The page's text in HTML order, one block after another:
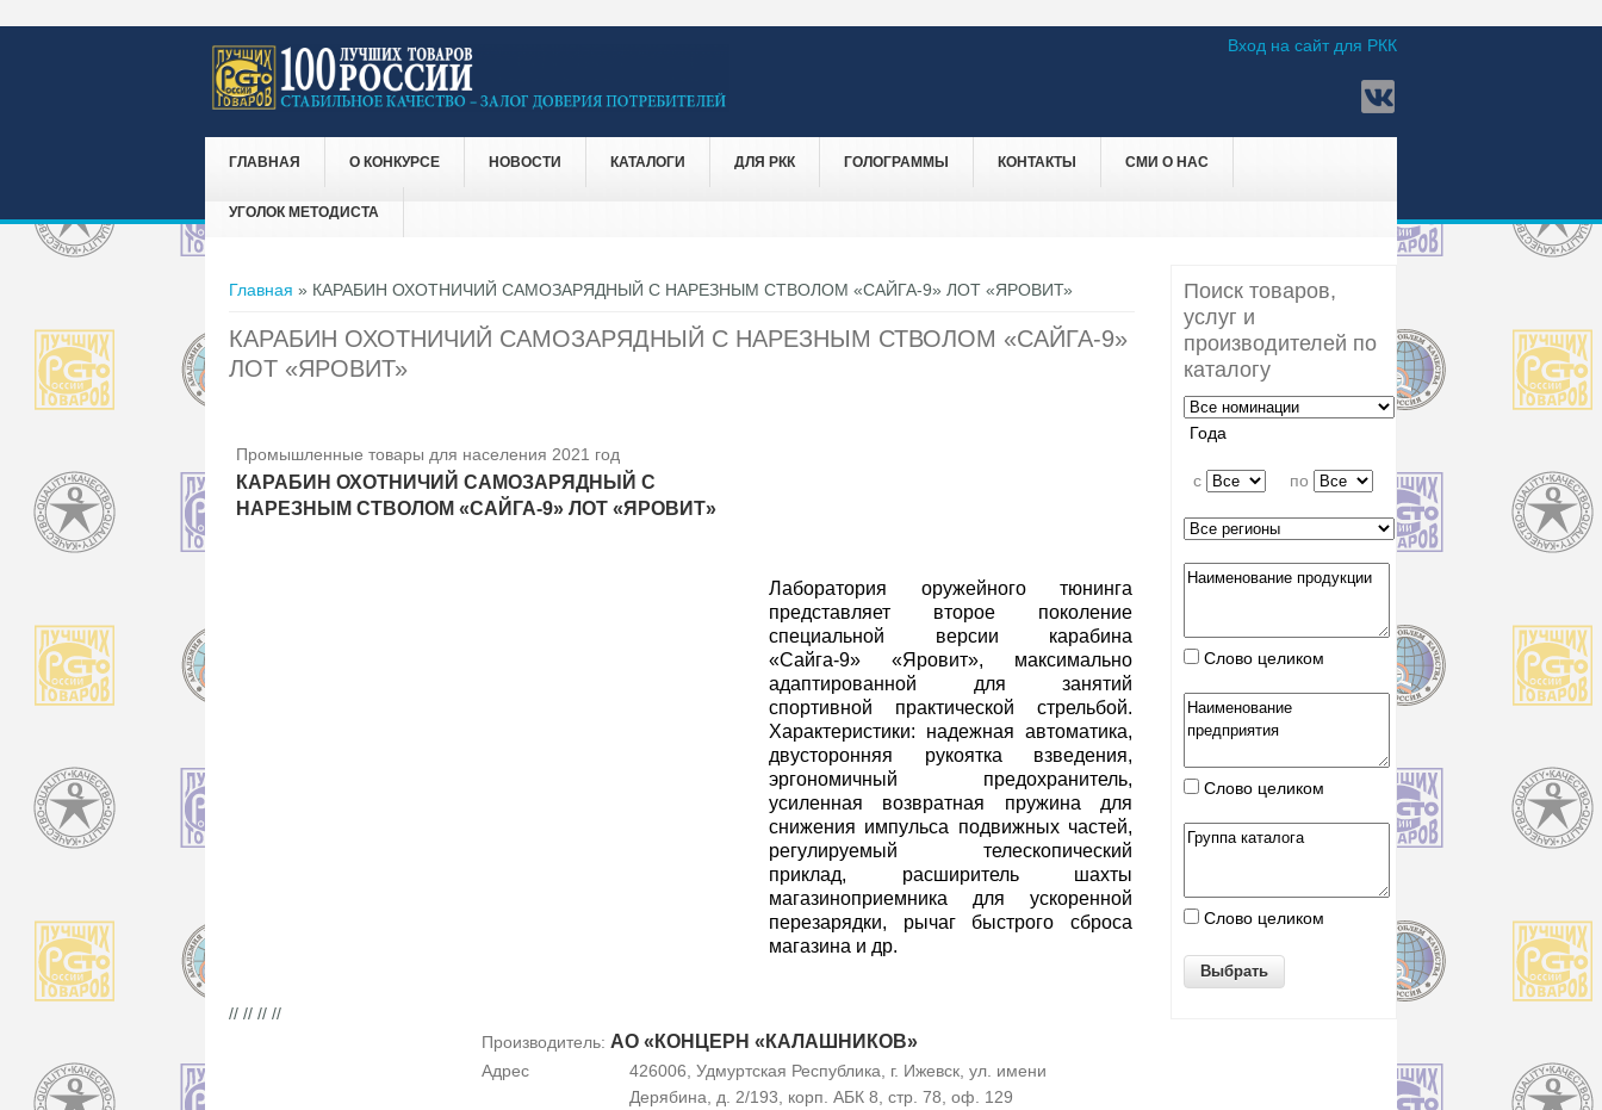
Вход на сайт для РКК
ГЛАВНАЯ О КОНКУРСЕ НОВОСТИ КАТАЛОГИ ДЛЯ РКК ГОЛОГРАММЫ КОНТАКТЫ СМИ О НАС
УГОЛОК МЕТОДИСТА
Вы здесь
Главная » КАРАБИН ОХОТНИЧИЙ САМОЗАРЯДНЫЙ С НАРЕЗНЫМ СТВОЛОМ «САЙГА-9» ЛОТ «ЯРОВИТ»
КАРАБИН ОХОТНИЧИЙ САМОЗАРЯДНЫЙ С НАРЕЗНЫМ СТВОЛОМ «САЙГА-9»
ЛОТ «ЯРОВИТ»
Промышленные товары для населения 2021 год
КАРАБИН ОХОТНИЧИЙ САМОЗАРЯДНЫЙ С
НАРЕЗНЫМ СТВОЛОМ «САЙГА-9» ЛОТ «ЯРОВИТ»
Лаборатория оружейного тюнинга
представляет второе поколение
специальной версии карабина
«Сайга-9» «Яровит», максимально
адаптированной для занятий
спортивной практической стрельбой.
Характеристики: надежная автоматика,
двусторонняя рукоятка взведения,
эргономичный предохранитель,
усиленная возвратная пружина для
снижения импульса подвижных частей,
регулируемый телескопический
приклад, расширитель шахты
магазиноприемника для ускоренной
перезарядки, рычаг быстрого сброса
магазина и др.
// // // //
Производитель: АО «КОНЦЕРН «КАЛАШНИКОВ»
Адрес
426006, Удмуртская Республика, г. Ижевск, ул. имени
Дерябина, д. 2/193, корп. АБК 8, стр. 78, оф. 129
Поиск товаров,
услуг и
производителей по
каталогу
Года
c по
Слово целиком
Слово целиком
Слово целиком